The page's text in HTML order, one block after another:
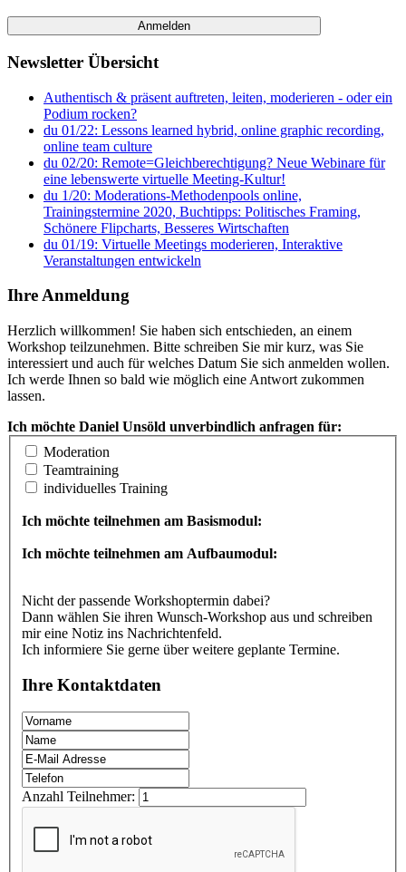
Newsletter Übersicht
Authentisch & präsent auftreten, leiten, moderieren - oder ein
Podium rocken?
du 01/22: Lessons learned hybrid, online graphic recording,
online team culture
du 02/20: Remote=Gleichberechtigung? Neue Webinare für
eine lebenswerte virtuelle Meeting-Kultur!
du 1/20: Moderations-Methodenpools online,
Trainingstermine 2020, Buchtipps: Politisches Framing,
Schönere Flipcharts, Besseres Wirtschaften
du 01/19: Virtuelle Meetings moderieren, Interaktive
Veranstaltungen entwickeln
Ihre Anmeldung
Herzlich willkommen! Sie haben sich entschieden, an einem
Workshop teilzunehmen. Bitte schreiben Sie mir kurz, was Sie
interessiert und auch für welches Datum Sie sich anmelden wollen.
Ich werde Ihnen so bald wie möglich eine Antwort zukommen
lassen.
Ich möchte Daniel Unsöld unverbindlich anfragen für:
Moderation
Teamtraining
individuelles Training
Ich möchte teilnehmen am Basismodul:
Ich möchte teilnehmen am Aufbaumodul:
Nicht der passende Workshoptermin dabei?
Dann wählen Sie ihren Wunsch-Workshop aus und schreiben
mir eine Notiz ins Nachrichtenfeld.
Ich informiere Sie gerne über weitere geplante Termine.
Ihre Kontaktdaten
Anzahl Teilnehmer: